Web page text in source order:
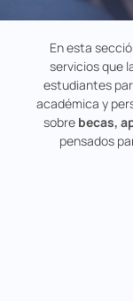
En esta
servicios que
estudiantes
académica y
sobre becas,
pensados